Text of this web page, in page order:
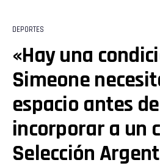
DEPORTES
«Hay una
Simeone
espacio antes de
incorporar a un
Selección